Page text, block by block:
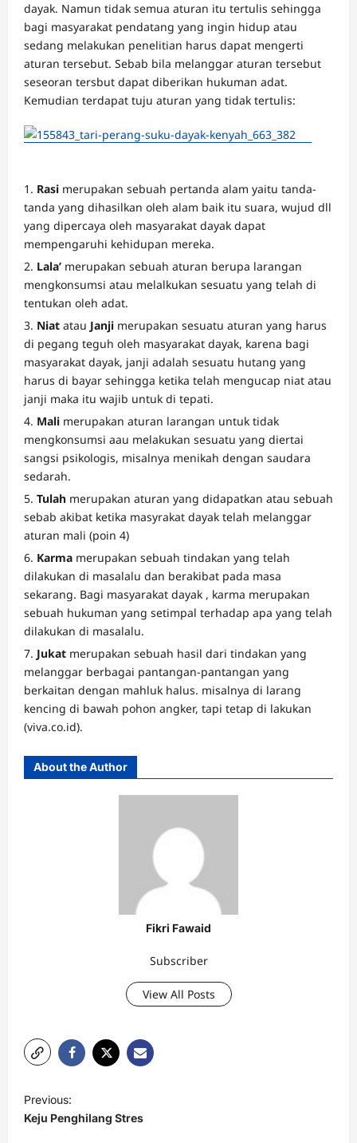
dayak. Namun tidak semua aturan itu tertulis sehingga
bagi masyarakat pendatang yang ingin hidup atau
sedang melakukan penelitian harus dapat mengerti
aturan tersebut. Sebab bila melanggar aturan tersebut
seseoran tersbut dapat diberikan hukuman adat.
Kemudian terdapat tuju aturan yang tidak tertulis:
Rasi merupakan sebuah pertanda alam yaitu tanda-
tanda yang dihasilkan oleh alam baik itu suara, wujud dll
yang dipercaya oleh masyarakat dayak dapat
mempengaruhi kehidupan mereka.
Lala’ merupakan sebuah aturan berupa larangan
mengkonsumsi atau melalkukan sesuatu yang telah di
tentukan oleh adat.
Niat atau Janji merupakan sesuatu aturan yang harus
di pegang teguh oleh masyarakat dayak, karena bagi
masyarakat dayak, janji adalah sesuatu hutang yang
harus di bayar sehingga ketika telah mengucap niat atau
janji maka itu wajib untuk di tepati.
Mali merupakan aturan larangan untuk tidak
mengkonsumsi aau melakukan sesuatu yang diertai
sangsi psikologis, misalnya menikah dengan saudara
sedarah.
Tulah merupakan aturan yang didapatkan atau sebuah
sebab akibat ketika masyrakat dayak telah melanggar
aturan mali (poin 4)
Karma merupakan sebuah tindakan yang telah
dilakukan di masalalu dan berakibat pada masa
sekarang. Bagi masyarakat dayak , karma merupakan
sebuah hukuman yang setimpal terhadap apa yang telah
dilakukan di masalalu.
Jukat merupakan sebuah hasil dari tindakan yang
melanggar berbagai pantangan-pantangan yang
berkaitan dengan mahluk halus. misalnya di larang
kencing di bawah pohon angker, tapi tetap di lakukan
(viva.co.id).
About the Author
Fikri Fawaid
Subscriber
View All Posts
o
Previous:
Keju Penghilang Stres